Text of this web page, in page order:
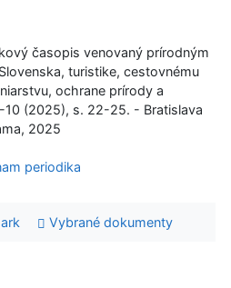
časopis venovaný prírodným
turistike, cestovnému
ochrane prírody a
10 (2025), s. 22-25. - Bratislava
2025
periodika
Vybrané dokumenty